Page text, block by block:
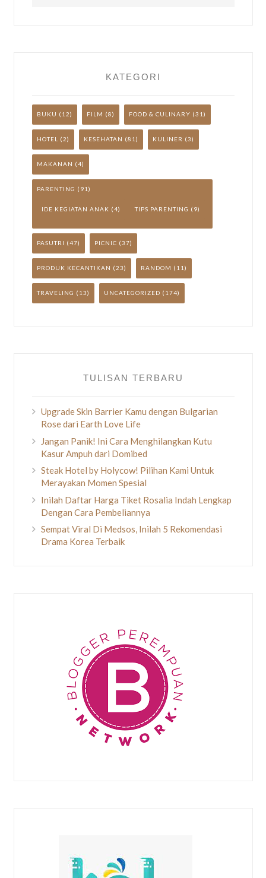
KATEGORI
BUKU (12) FILM (8) FOOD & CULINARY (31)
HOTEL (2) KESEHATAN (81) KULINER (3)
MAKANAN (4)
PARENTING (91)
IDE KEGIATAN ANAK (4) TIPS PARENTING (9)
PASUTRI (47) PICNIC (37)
PRODUK KECANTIKAN (23) RANDOM (11)
TRAVELING (13) UNCATEGORIZED (174)
TULISAN TERBARU
Upgrade Skin Barrier Kamu dengan Bulgarian
Rose dari Earth Love Life
Jangan Panik! Ini Cara Menghilangkan Kutu
Kasur Ampuh dari Domibed
Steak Hotel by Holycow! Pilihan Kami Untuk
Merayakan Momen Spesial
Inilah Daftar Harga Tiket Rosalia Indah Lengkap
Dengan Cara Pembeliannya
Sempat Viral Di Medsos, Inilah 5 Rekomendasi
Drama Korea Terbaik